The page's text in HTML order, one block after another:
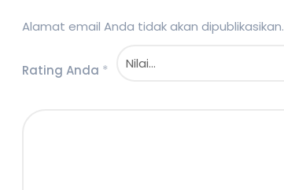
Alamat email Anda tidak akan dipublikasikan.
Rating Anda *